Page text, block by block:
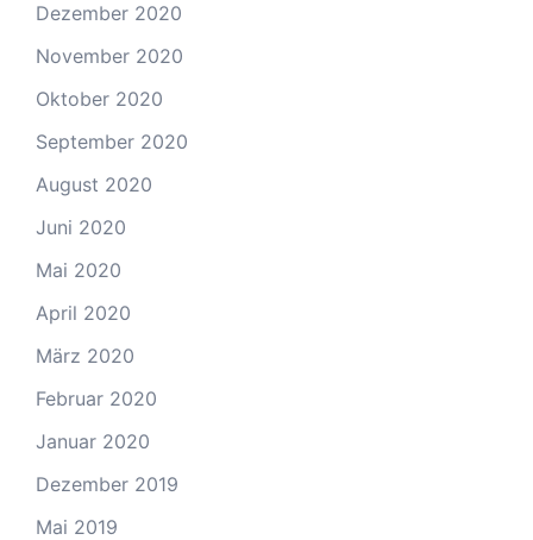
Dezember 2020
November 2020
Oktober 2020
September 2020
August 2020
Juni 2020
Mai 2020
April 2020
März 2020
Februar 2020
Januar 2020
Dezember 2019
Mai 2019